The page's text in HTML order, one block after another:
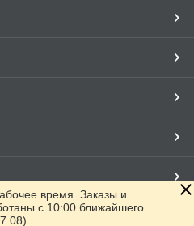
Satu.kz
время. Заказы и
с 10:00 ближайшего